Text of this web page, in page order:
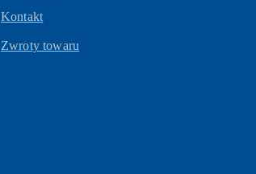
Kontakt
Zwroty towaru